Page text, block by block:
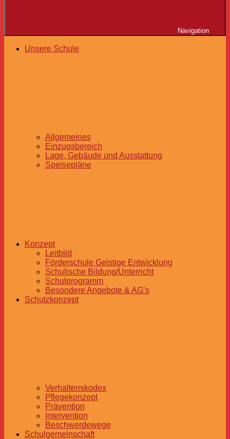
Navigation
Unsere Schule
Allgemeines
Einzugsbereich
Lage, Gebäude und Ausstattung
Speisepläne
Konzept
Leitbild
Förderschule Geistige Entwicklung
Schulische Bildung/Unterricht
Schulprogramm
Besondere Angebote & AG’s
Schutzkonzept
Verhaltenskodex
Pflegekonzept
Prävention
Intervention
Beschwerdewege
Schulgemeinschaft